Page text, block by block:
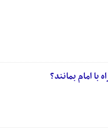
امام بمانند؟